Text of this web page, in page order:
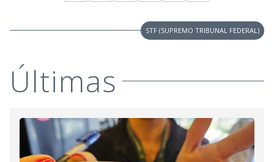
STF (SUPREMO TRIBUNAL FEDERAL)
Últimas